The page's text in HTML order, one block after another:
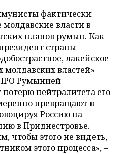
фактически
власти в
планов румын. Как
страны
лакейское
властей»
Румынией
нейтралитета его
превращают в
Россию на
в Приднестровье.
чтобы этого не видеть,
этого процесса», –